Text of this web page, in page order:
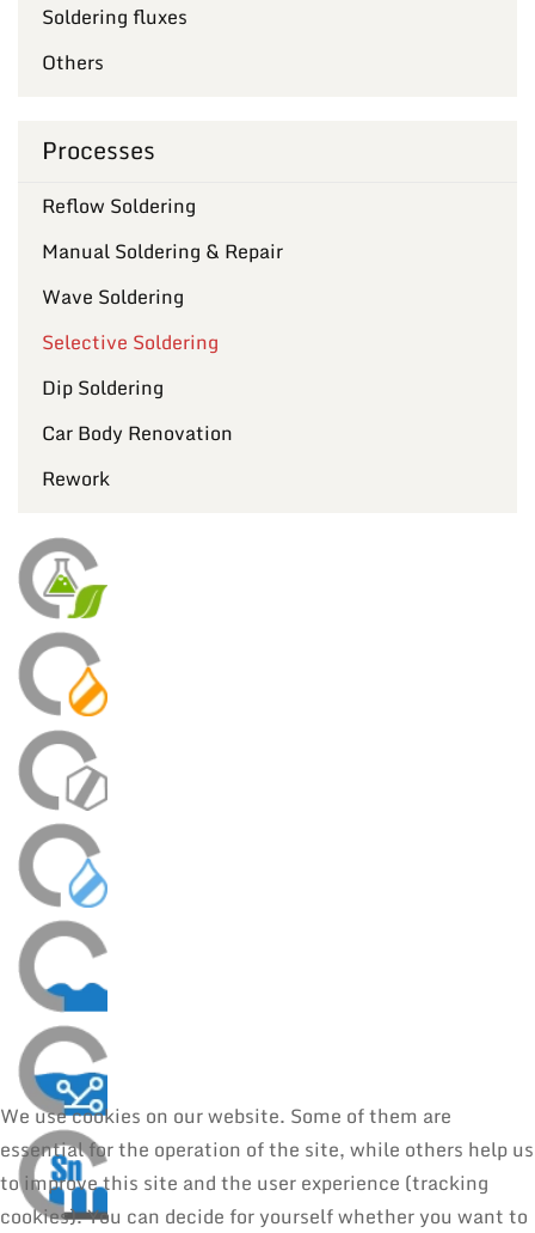
Soldering fluxes
Others
Processes
Reflow Soldering
Manual Soldering & Repair
Wave Soldering
Selective Soldering
Dip Soldering
Car Body Renovation
Rework
We use cookies on our website. Some of them are
essential for the operation of the site, while others help us
to improve this site and the user experience (tracking
cookies). You can decide for yourself whether you want to